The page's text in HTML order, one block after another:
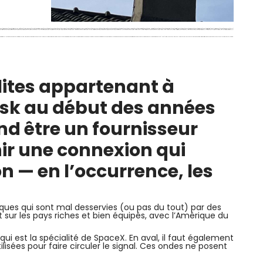
appartenant à
au début des années
être un fournisseur
une connexion qui
— en l’occurrence, les
qui sont mal desservies (ou pas du tout) par des
les pays riches et bien équipés, avec l’Amérique du
est la spécialité de SpaceX. En aval, il faut également
pour faire circuler le signal. Ces ondes ne posent